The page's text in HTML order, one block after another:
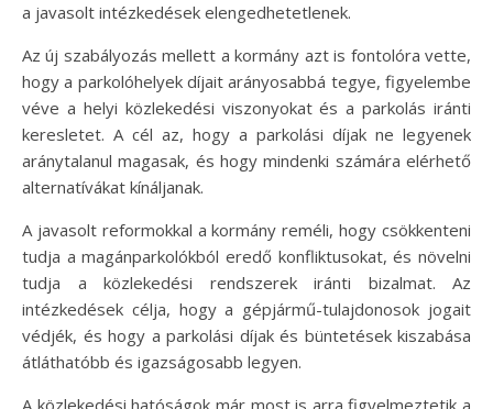
a javasolt intézkedések elengedhetetlenek.
Az új szabályozás mellett a kormány azt is fontolóra vette,
hogy a parkolóhelyek díjait arányosabbá tegye, figyelembe
véve a helyi közlekedési viszonyokat és a parkolás iránti
keresletet. A cél az, hogy a parkolási díjak ne legyenek
aránytalanul magasak, és hogy mindenki számára elérhető
alternatívákat kínáljanak.
A javasolt reformokkal a kormány reméli, hogy csökkenteni
tudja a magánparkolókból eredő konfliktusokat, és növelni
tudja a közlekedési rendszerek iránti bizalmat. Az
intézkedések célja, hogy a gépjármű-tulajdonosok jogait
védjék, és hogy a parkolási díjak és büntetések kiszabása
átláthatóbb és igazságosabb legyen.